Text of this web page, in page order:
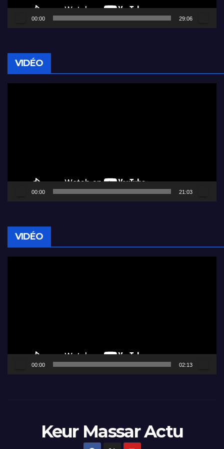
00:00 29:06
VIDÉO
00:00 21:03
VIDÉO
00:00 02:13
Keur Massar Actu